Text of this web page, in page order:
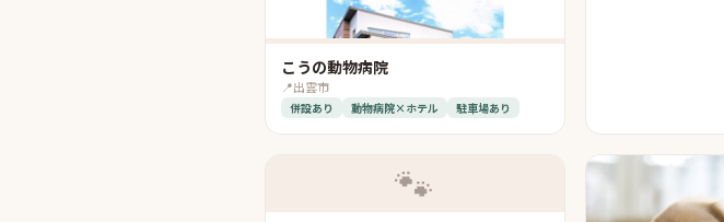
こうの動物病院
📍出雲市
併設あり 動物病院×ホテル 駐車場あり
🐾